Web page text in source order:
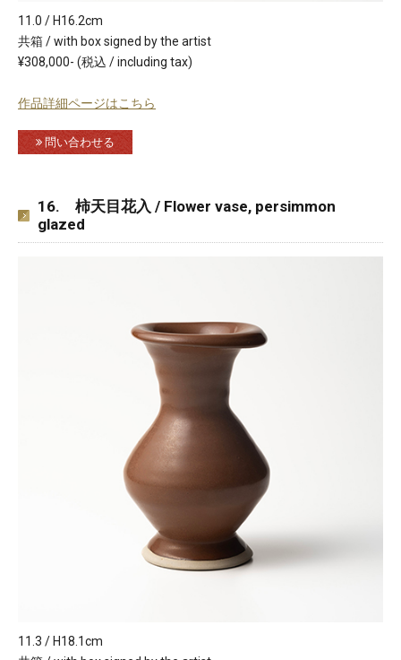
11.0 / H16.2cm
共箱 / with box signed by the artist
¥308,000- (税込 / including tax)
作品詳細ページはこちら
問い合わせる
16. 柿天目花入 / Flower vase, persimmon
glazed
11.3 / H18.1cm